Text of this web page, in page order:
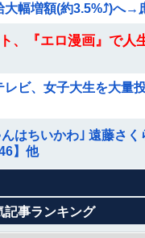
幅増額(約3.5%⤴)へ→
、『エロ漫画』で人
レビ、女子大生を大量
はちいかわ｣ 遠藤さく
】他
ニ過ぎる浴衣を着た写
う（35）ボランティア
記事ランキング